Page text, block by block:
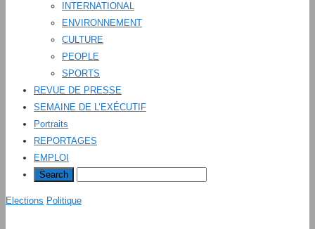
INTERNATIONAL
ENVIRONNEMENT
CULTURE
PEOPLE
SPORTS
REVUE DE PRESSE
SEMAINE DE L’EXÉCUTIF
Portraits
REPORTAGES
EMPLOI
Elections Politique